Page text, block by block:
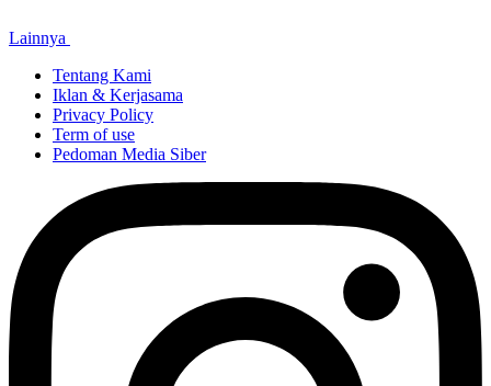
Lainnya
Tentang Kami
Iklan & Kerjasama
Privacy Policy
Term of use
Pedoman Media Siber